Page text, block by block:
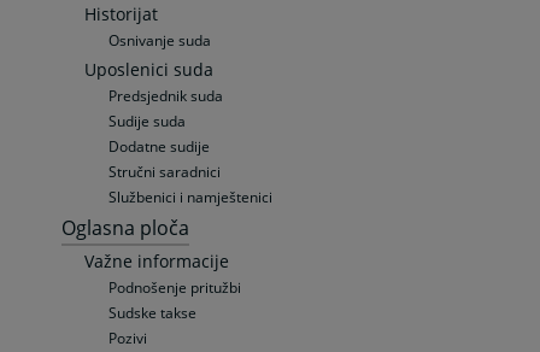
Historijat
Osnivanje suda
Uposlenici suda
Predsjednik suda
Sudije suda
Dodatne sudije
Stručni saradnici
Službenici i namještenici
Oglasna ploča
Važne informacije
Podnošenje pritužbi
Sudske takse
Pozivi